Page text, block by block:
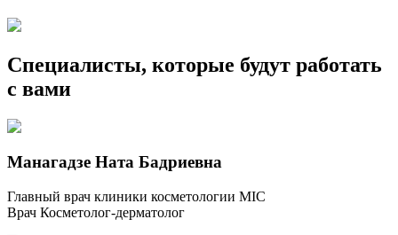
Специалисты, которые будут работать
с вами
Манагадзе Ната Бадриевна
Главный врач клиники косметологии MIC
Врач Косметолог-дерматолог